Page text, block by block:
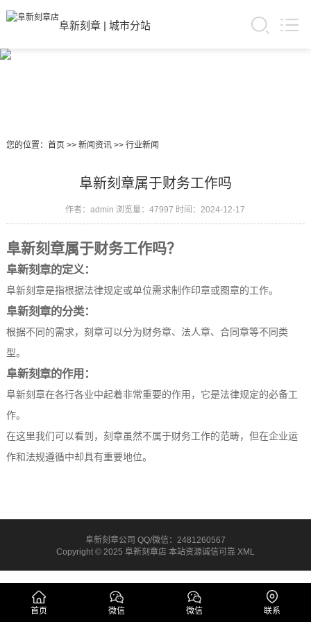
阜新刻章| 城市分站
您的位置： 首页 >> 新闻资讯>> 行业新闻
阜新刻章属于财务工作吗
作者：admin 浏览量：47997 时间：2024-12-17
阜新刻章属于财务工作吗？
阜新刻章的定义：
阜新刻章是指根据法律规定或单位需求制作印章或图章的工作。
阜新刻章的分类：
根据不同的需求，刻章可以分为财务章、法人章、合同章等不同类
型。
阜新刻章的作用：
阜新刻章在各行各业中起着非常重要的作用，它是法律规定的必备工
作。
在这里我们可以看到，刻章虽然不属于财务工作的范畴，但在企业运
作和法规遵循中却具有重要地位。
阜新刻章公司 QQ/微信：2481260567
Copyright © 2025 阜新刻章店 本站资源诚信可靠 XML
首页 微信 微信 联系